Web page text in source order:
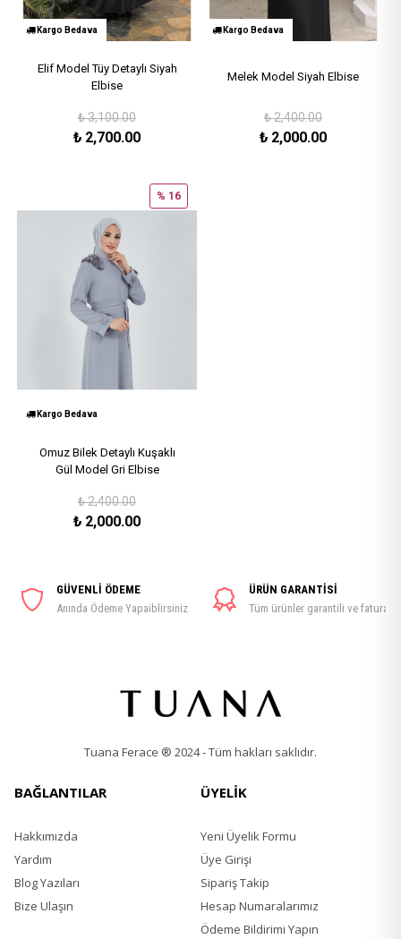
Kargo Bedava
Elif Model Tüy Detaylı Siyah
Elbise
₺3,100.00
₺ 2,700.00
Kargo Bedava
Melek Model Siyah Elbise
₺2,400.00
₺ 2,000.00
Kargo Bedava
Omuz Bilek Detaylı Kuşaklı
Gül Model Gri Elbise
₺2,400.00
₺ 2,000.00
% 16
GÜVENLİ ÖDEME
Anında Ödeme Yapaiblirsiniz
ÜRÜN GARANTİSİ
Tüm ürünler garantili ve faturalı
Tuana Ferace ® 2024 - Tüm hakları saklıdır.
BAĞLANTILAR
Hakkımızda
Yardım
Blog Yazıları
Bize Ulaşın
ÜYELİK
Yeni Üyelik Formu
Üye Girişi
Sipariş Takip
Hesap Numaralarımız
Ödeme Bildirimi Yapın